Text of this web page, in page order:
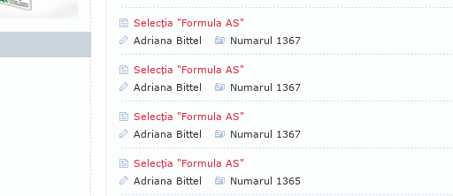
Selecţia "Formula AS"
Adriana Bittel
Numarul 1367
Selecţia "Formula AS"
Adriana Bittel
Numarul 1367
Selecţia "Formula AS"
Adriana Bittel
Numarul 1367
Selecţia "Formula AS"
Adriana Bittel
Numarul 1365